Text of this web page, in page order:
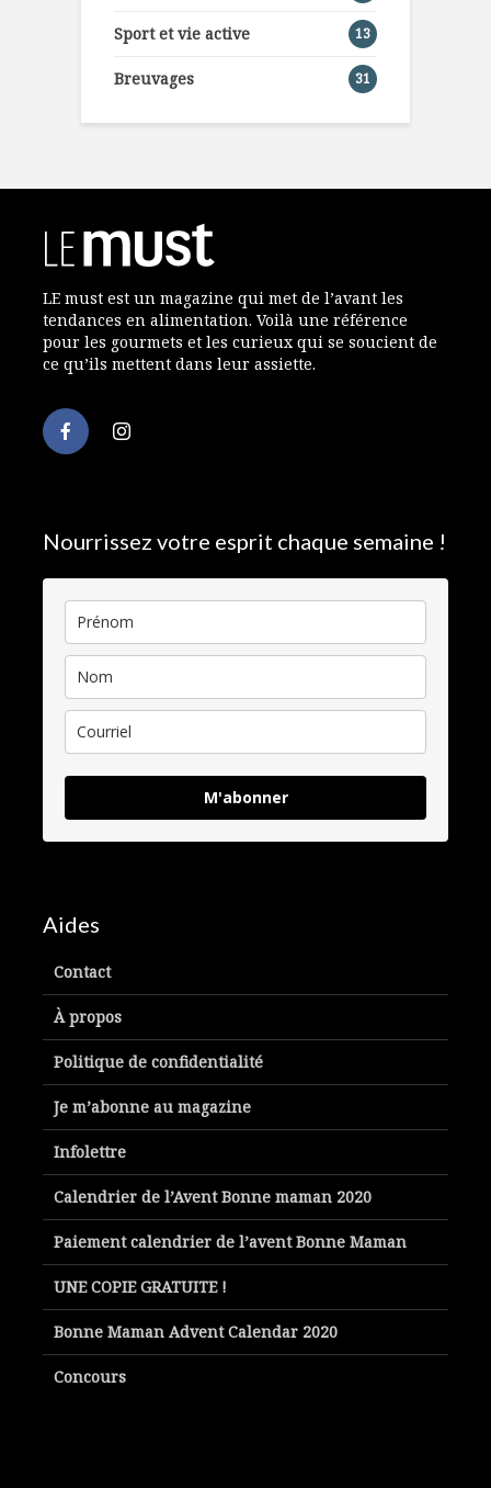
Sport et vie active 13
Breuvages 31
LE must est un magazine qui met de l’avant les
tendances en alimentation. Voilà une référence
pour les gourmets et les curieux qui se soucient de
ce qu’ils mettent dans leur assiette.
Nourrissez votre esprit chaque semaine !
M'abonner
Aides
Contact
À propos
Politique de confidentialité
Je m’abonne au magazine
Infolettre
Calendrier de l’Avent Bonne maman 2020
Paiement calendrier de l’avent Bonne Maman
UNE COPIE GRATUITE !
Bonne Maman Advent Calendar 2020
Concours